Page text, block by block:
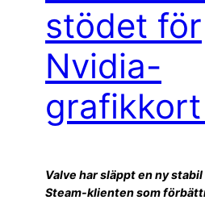
stödet för
Nvidia-
Valve har släppt en ny
Steam-klienten som